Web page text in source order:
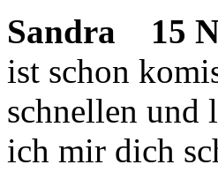
Sandra
15
ist schon
schnellen und
ich mir dich